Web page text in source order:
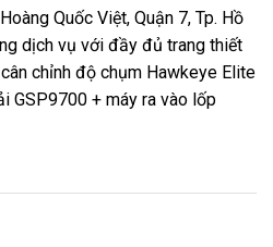
Quốc Việt, Quận 7, Tp. Hồ
dịch vụ với đầy đủ trang thiết
chỉnh độ chụm Hawkeye Elite
GSP9700 + máy ra vào lốp